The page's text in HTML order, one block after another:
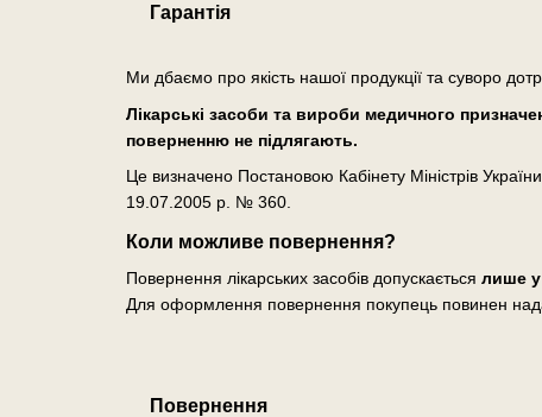
Гарантія
Ми дбаємо про якість нашої продукції та суворо
Лікарські засоби та вироби медичного
поверненню не підлягають.
Це визначено Постановою Кабінету Міністрів
19.07.2005 р. № 360.
Коли можливе повернення?
Повернення лікарських засобів допускається лише у
Для оформлення повернення покупець повинен
Повернення